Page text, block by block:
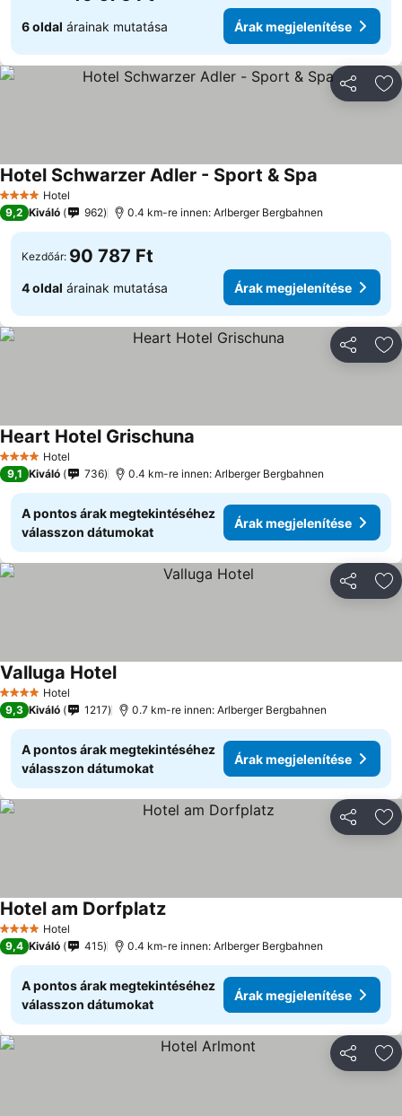
6 oldal árainak mutatása Árak megjelenítése
4 KategóriaHotel
Hotel Schwarzer Adler - Sport & Spa
9,2 Kiváló 962 0.4 km-re innen: Arlberger Bergbahnen
Kezdőár: 90 787 Ft
4 oldal árainak mutatása Árak megjelenítése
4 KategóriaHotel
Heart Hotel Grischuna
9,1 Kiváló 736 0.4 km-re innen: Arlberger Bergbahnen
A pontos árak megtekintéséhez
válasszon dátumokat
Árak megjelenítése
4 KategóriaHotel
Valluga Hotel
9,3 Kiváló 1217 0.7 km-re innen: Arlberger Bergbahnen
A pontos árak megtekintéséhez
válasszon dátumokat
Árak megjelenítése
4 KategóriaHotel
Hotel am Dorfplatz
9,4 Kiváló 415 0.4 km-re innen: Arlberger Bergbahnen
A pontos árak megtekintéséhez
válasszon dátumokat
Árak megjelenítése